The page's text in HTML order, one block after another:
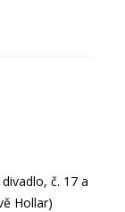
č. 17 a
Hollar)